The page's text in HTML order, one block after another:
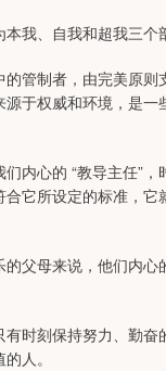
我、自我和超我三个
管制者，由完美原则
于权威和环境，是一
内心的 “教导主任”
它所设定的标准，它
父母来说，他们内心
时刻保持努力、勤奋
人。